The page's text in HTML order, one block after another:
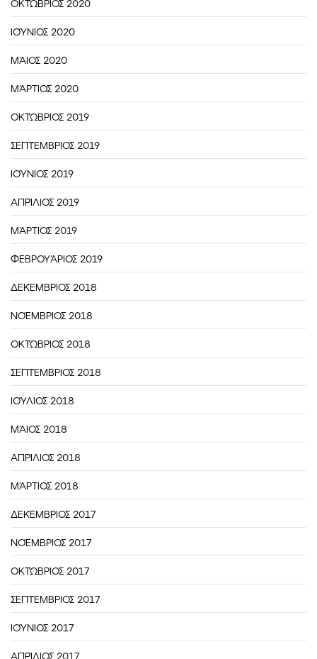
ΟΚΤΏΒΡΙΟΣ 2020
ΙΟΎΝΙΟΣ 2020
ΜΆΙΟΣ 2020
ΜΆΡΤΙΟΣ 2020
ΟΚΤΏΒΡΙΟΣ 2019
ΣΕΠΤΈΜΒΡΙΟΣ 2019
ΙΟΎΝΙΟΣ 2019
ΑΠΡΊΛΙΟΣ 2019
ΜΆΡΤΙΟΣ 2019
ΦΕΒΡΟΥΆΡΙΟΣ 2019
ΔΕΚΈΜΒΡΙΟΣ 2018
ΝΟΈΜΒΡΙΟΣ 2018
ΟΚΤΏΒΡΙΟΣ 2018
ΣΕΠΤΈΜΒΡΙΟΣ 2018
ΙΟΎΛΙΟΣ 2018
ΜΆΙΟΣ 2018
ΑΠΡΊΛΙΟΣ 2018
ΜΆΡΤΙΟΣ 2018
ΔΕΚΈΜΒΡΙΟΣ 2017
ΝΟΈΜΒΡΙΟΣ 2017
ΟΚΤΏΒΡΙΟΣ 2017
ΣΕΠΤΈΜΒΡΙΟΣ 2017
ΙΟΎΝΙΟΣ 2017
ΑΠΡΊΛΙΟΣ 2017